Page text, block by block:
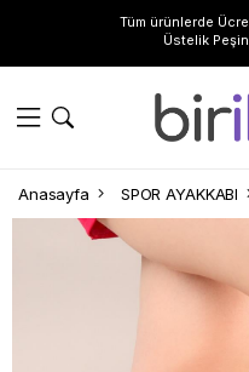
Tüm ürünlerde
Üstelik
Anasayfa SPOR AYAKKABI